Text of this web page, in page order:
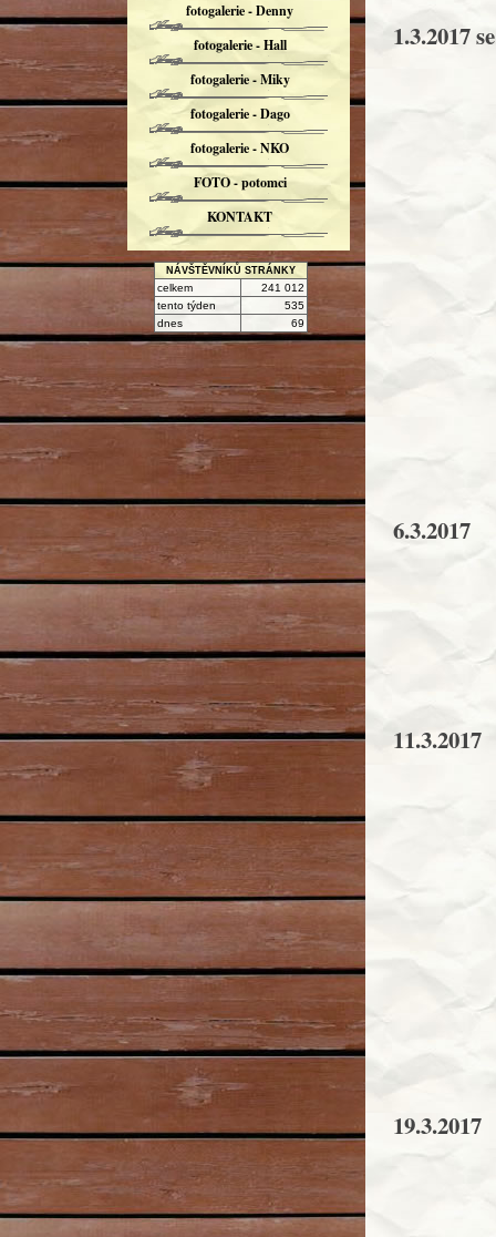
1.3.2017
6.3.2017
11.3.2017
19.3.2017
fotogalerie - Denny
fotogalerie - Hall
fotogalerie - Miky
fotogalerie - Dago
fotogalerie - NKO
FOTO - potomci
KONTAKT
NÁVŠTĚVNÍKŮ STRÁNKY
celkem
241 012
tento týden
535
dnes
69